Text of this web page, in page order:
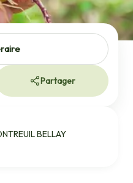
Partager
BELLAY